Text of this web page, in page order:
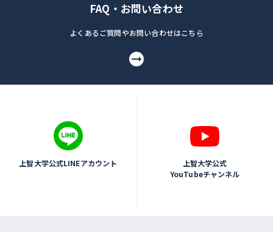
FAQ・お問い合わせ
よくあるご質問やお問い合わせはこちら
上智大学公式LINEアカウント
上智大学公式
YouTubeチャンネル